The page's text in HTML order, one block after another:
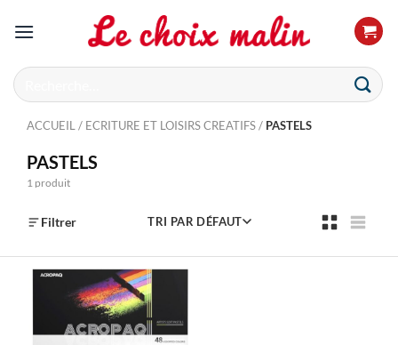
Recherche
pour :
ACCUEIL / ECRITURE ET LOISIRS CREATIFS/ PASTELS
PASTELS
1 produit
Filtrer TRI PAR DÉFAUT